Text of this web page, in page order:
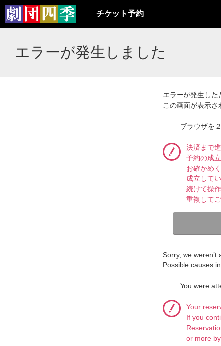
チケット予約
エラーが発生しました
エラーが発生した
この画面が表示
ブラウザを
決済まで
予約の成
お確かめ
成立して
続けて操
重複して
Sorry, we
Possible causes
You were
Your
If you
or more